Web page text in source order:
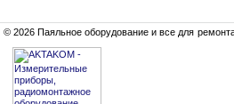
© 2026 Паяльное оборудование и все для